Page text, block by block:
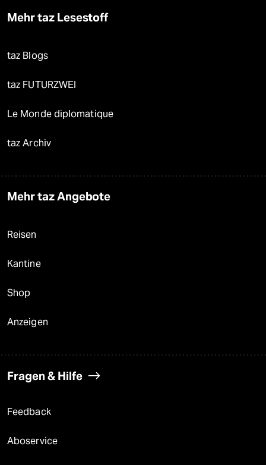
Mehr taz Lesestoff
taz Blogs
taz FUTURZWEI
Le Monde diplomatique
taz Archiv
Mehr taz Angebote
Reisen
Kantine
Shop
Anzeigen
Fragen & Hilfe
Feedback
Aboservice